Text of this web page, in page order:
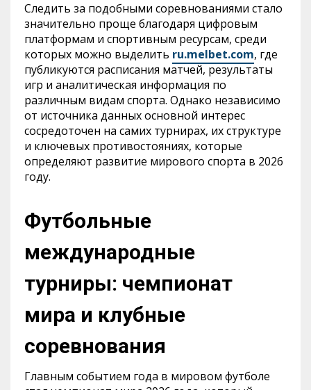
Следить за подобными соревнованиями стало
значительно проще благодаря цифровым
платформам и спортивным ресурсам, среди
которых можно выделить ru.melbet.com, где
публикуются расписания матчей, результаты
игр и аналитическая информация по
различным видам спорта. Однако независимо
от источника данных основной интерес
сосредоточен на самих турнирах, их структуре
и ключевых противостояниях, которые
определяют развитие мирового спорта в 2026
году.
Футбольные
международные
турниры: чемпионат
мира и клубные
соревнования
Главным событием года в мировом футболе